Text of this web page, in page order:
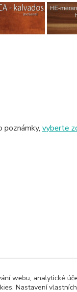
vyberte
Čalouněné židle
webu, analytické
Nastavení